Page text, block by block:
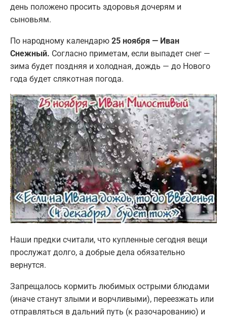
день положено просить здоровья дочерям и
сыновьям.
По народному календарю 25 ноября — Иван
Снежный. Согласно приметам, если выпадет снег —
зима будет поздняя и холодная, дождь — до Нового
года будет слякотная погода.
Наши предки считали, что купленные сегодня вещи
прослужат долго, а добрые дела обязательно
вернутся.
Запрещалось кормить любимых острыми блюдами
(иначе станут злыми и ворчливыми), переезжать или
отправляться в дальний путь (к разочарованию) и